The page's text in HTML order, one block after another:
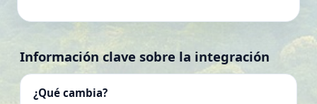
Información clave sobre la integración
¿Qué cambia?